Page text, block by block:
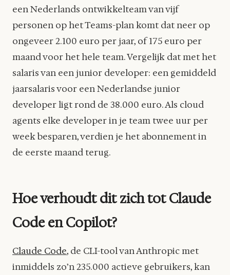
een Nederlands ontwikkelteam van vijf
personen op het Teams-plan komt dat neer op
ongeveer 2.100 euro per jaar, of 175 euro per
maand voor het hele team. Vergelijk dat met het
salaris van een junior developer: een gemiddeld
jaarsalaris voor een Nederlandse junior
developer ligt rond de 38.000 euro. Als cloud
agents elke developer in je team twee uur per
week besparen, verdien je het abonnement in
de eerste maand terug.
Hoe verhoudt dit zich tot Claude
Code en Copilot?
Claude Code, de CLI-tool van Anthropic met
inmiddels zo’n 235.000 actieve gebruikers, kan